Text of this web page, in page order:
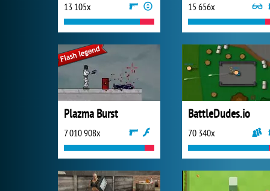
13 105x 15 656x
Plazma Burst
7 010 908x
BattleDudes.io
70 340x